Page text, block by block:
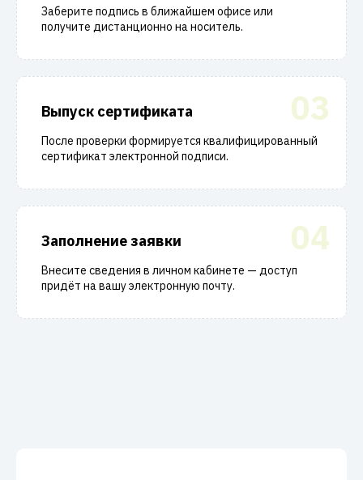
Заберите подпись в ближайшем офисе или
получите дистанционно на носитель.
03
Выпуск сертификата
После проверки формируется квалифицированный
сертификат электронной подписи.
04
Заполнение заявки
Внесите сведения в личном кабинете — доступ
придёт на вашу электронную почту.